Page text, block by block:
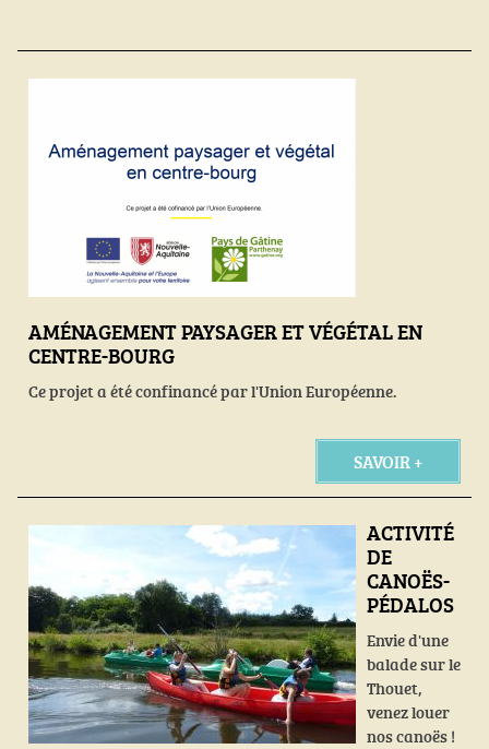
AMÉNAGEMENT PAYSAGER ET VÉGÉTAL EN
CENTRE-BOURG
Ce projet a été confinancé par l'Union Européenne.
SAVOIR +
ACTIVITÉ
DE
CANOËS-
PÉDALOS
Envie d'une
balade sur le
Thouet,
venez louer
nos canoës !